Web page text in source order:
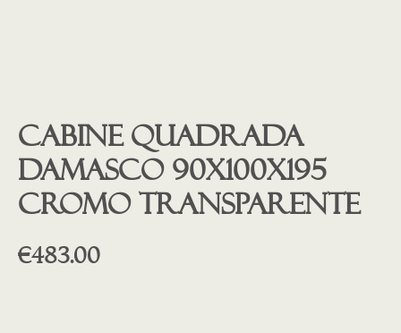
Cabine quadrada
Damasco 90x100x195
cromo transparente
€483.00